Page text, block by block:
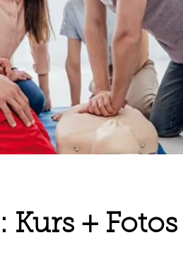
Kurs + Fotos